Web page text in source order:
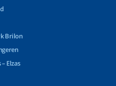
Brilon
Elzas